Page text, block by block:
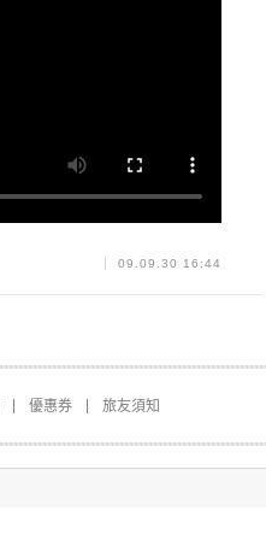
09.09.30 16:44
優惠券 旅友須知